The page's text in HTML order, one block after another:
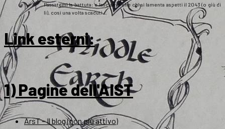
Passatemi la battuta: e lasciamo che chi si lamenta aspetti il 2043 (o giù di
lì), così una volta scaduti…
Link esterni:
1) Pagine dell'AIST
ArsT – Il blog (non più attivo)